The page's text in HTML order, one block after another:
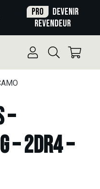
Pro
Devenir
revendeur
–
– 2DR4 –